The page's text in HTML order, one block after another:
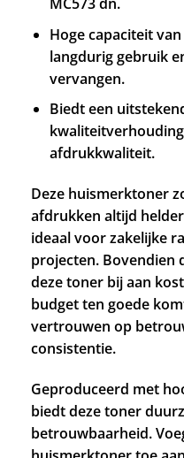
Hoge capaciteit
langdurig gebruik
vervangen.
Biedt een
afdrukkwaliteit.
Deze huismerktoner
afdrukken altijd
ideaal voor zakelijke
projecten. Bovendien
deze toner bij aan
budget ten goede
vertrouwen op
consistentie.
Geproduceerd met
biedt deze toner
betrouwbaarheid.